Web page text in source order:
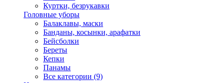
Куртки, безрукавки
Головные уборы
Балаклавы, маски
Банданы, косынки, арафатки
Бейсболки
Береты
Кепки
Панамы
Все категории (9)